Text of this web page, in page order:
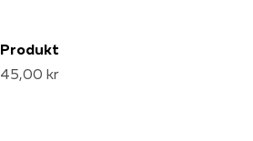
Produkt
45,00 kr